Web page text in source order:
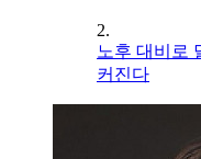
2.
노후 대비로
커진다